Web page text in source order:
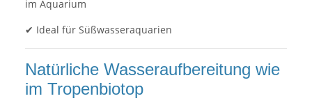
im Aquarium
✔ Ideal für Süßwasseraquarien
Natürliche Wasseraufbereitung wie
im Tropenbiotop